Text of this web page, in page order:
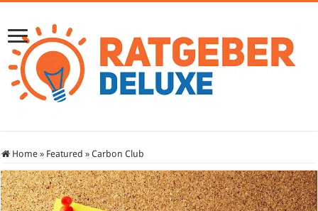
Home » Featured » Carbon Club